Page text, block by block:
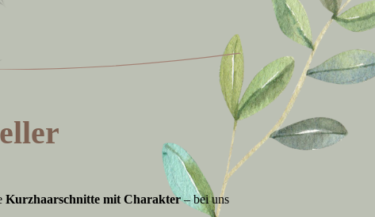
Kurzhaarschnitte mit Charakter– bei uns